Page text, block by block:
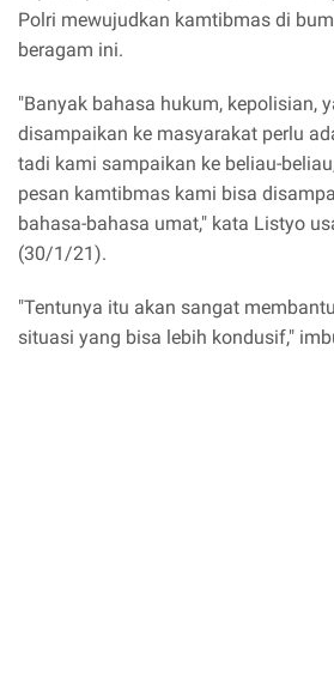
Polri mewujudkan kamtibmas di
beragam ini.
"Banyak bahasa hukum, kepolisian,
disampaikan ke masyarakat perlu
tadi kami sampaikan ke beliau-
pesan kamtibmas kami bisa
bahasa-bahasa umat," kata Listyo
(30/1/21).
"Tentunya itu akan sangat
situasi yang bisa lebih kondusif,"